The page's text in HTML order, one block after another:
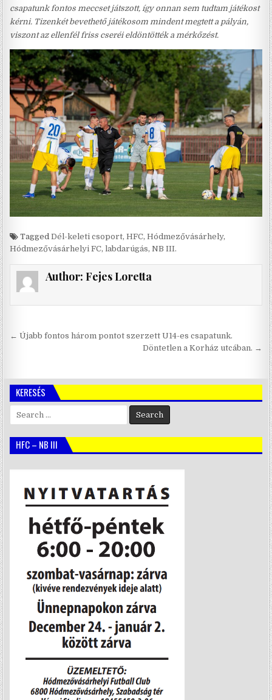
csapatunk fontos meccset játszott, így onnan sem tudtam játékost
kérni. Tizenkét bevethető játékosom mindent megtett a pályán,
viszont az ellenfél friss cseréi eldöntötték a mérkőzést.
TaggedDél-keleti csoport,HFC,Hódmezővásárhely,
Hódmezővásárhelyi FC,labdarúgás,NB III.
Author: Fejes Loretta
Bejegyzés
← Újabb fontos három pontot szerzett U14-es csapatunk.
Döntetlen a Korház utcában. →
KERESÉS
Search
for:
HFC – NB III